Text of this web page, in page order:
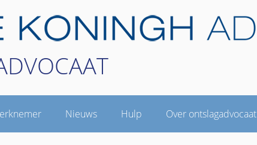
Nieuws Hulp Over ontslagadvocaat